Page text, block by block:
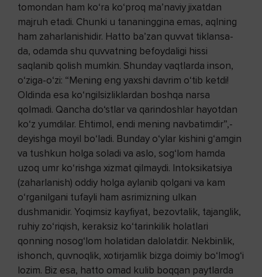
tomondan ham ko‘ra ko‘proq ma’naviy jixatdan
majruh etadi. Chunki u tananinggina emas, aqlning
ham zaharlanishidir. Hatto ba’zan quvvat tiklansa-
da, odamda shu quvvatning befoydaligi hissi
saqlanib qolish mumkin. Shunday vaqtlarda inson,
o‘ziga-o‘zi: “Mening eng yaxshi davrim o‘tib ketdi!
Oldinda esa ko‘ngilsizliklardan boshqa narsa
qolmadi. Qancha do‘stlar va qarindoshlar hayotdan
ko‘z yumdilar. Ehtimol, endi mening navbatimdir”,-
deyishga moyil bo‘ladi. Bunday o‘ylar kishini g‘amgin
va tushkun holga soladi va aslo, sog‘lom hamda
uzoq umr ko‘rishga xizmat qilmaydi. Intoksikatsiya
(zaharlanish) oddiy holga aylanib qolgani va kam
o‘rganilgani tufayli ham asrimizning ulkan
dushmanidir. Yoqimsiz kayfiyat, bezovtalik, tajanglik,
ruhiy zo‘riqish, keraksiz ko‘tarinkilik holatlari
qonning nosog‘lom holatidan dalolatdir. Nekbinlik,
ishonch, quvnoqlik, xotirjamlik bizga doimiy bo‘lmog‘i
lozim. Biz esa, hatto omad kulib boqqan paytlarda